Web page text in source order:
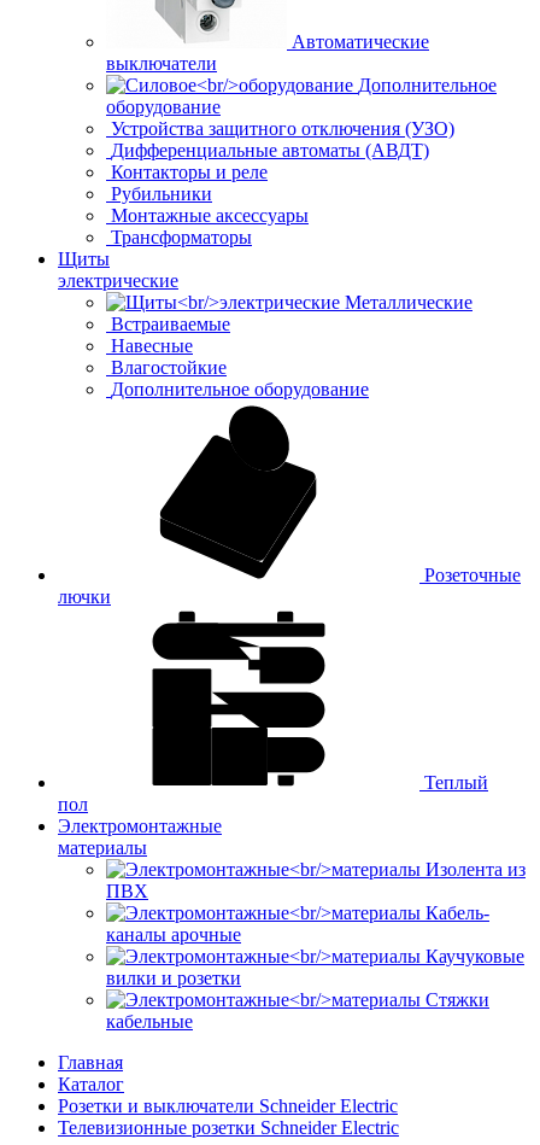
Автоматические
выключатели
Дополнительное
оборудование
Устройства защитного отключения (УЗО)
Дифференциальные автоматы (АВДТ)
Контакторы и реле
Рубильники
Монтажные аксессуары
Трансформаторы
Щиты
электрические
Металлические
Встраиваемые
Навесные
Влагостойкие
Дополнительное оборудование
Розеточные
лючки
Теплый
пол
Электромонтажные
материалы
Изолента из
ПВХ
Кабель-
каналы арочные
Каучуковые
вилки и розетки
Стяжки
кабельные
Главная
Каталог
Розетки и выключатели Schneider Electric
Телевизионные розетки Schneider Electric